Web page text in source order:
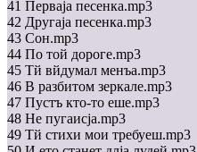
41 Перваjа песенка.mp3
42 Другаjа песенка.mp3
43 Сон.mp3
44 По той дороге.mp3
45 Тй вйдумал менъа.mp3
46 В разбитом зеркале.mp3
47 Пустъ кто-то еше.mp3
48 Не пугаисjа.mp3
49 Тй стихи мои требуеш.mp3